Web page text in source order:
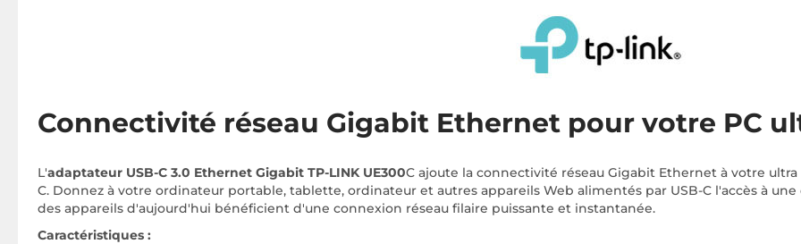
Connectivité réseau Gigabit Ethernet pour votre PC
L'adaptateur USB-C 3.0 Ethernet Gigabit TP-LINK UE300C ajoute la connectivité réseau Gigabit Ethernet à votre
C. Donnez à votre ordinateur portable, tablette, ordinateur et autres appareils Web alimentés par USB-C l'accès à
des appareils d'aujourd'hui bénéficient d'une connexion réseau filaire puissante et instantanée.
Caractéristiques :